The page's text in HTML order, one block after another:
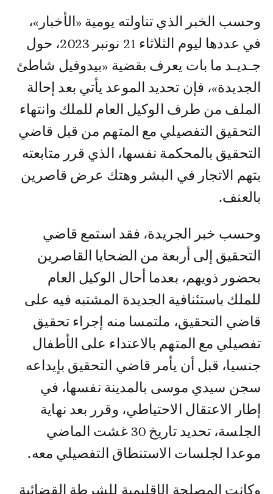
وحسب الخبر الذي تناولته يومية «الأخبار»،
في عددها ليوم الثلاثاء 21 نونبر 2023، حول
جـديـد ما بات يعرف بقضية «بيدوفيل شاطئ
الجديدة»، فإن تحديد الموعد يأتي بعد إحالة
الملف من طرف الوكيل العام للملك وانتهاء
التحقيق التفصيلي مع المتهم من قبل قاضي
التحقيق بالمحكمة نفسها، الذي قرر متابعته
بتهم الاتجار في البشر وهتك عرض قاصرين
بالعنف.
وحسب خبر الجريدة، فقد استمع قاضي
التحقيق إلى أربعة من الضحايا القاصرين
بحضور ذويهم، بعدما أحال الوكيل العام
للملك باستئنافية الجديدة المشتبه فيه على
قاضي التحقيق، ملتمسا منه إجراء تحقيق
تفصيلي مع المتهم بالاعتداء على الأطفال
جنسيا، قبل أن يأمر قاضي التحقيق بإيداعه
سجن سيدي موسى بالمدينة نفسها، في
إطار الاعتقال الاحتياطي، وقرر بعد نهاية
الجلسة، تحديد تاريخ 30 غشت الماضي
موعدا لجلسات الاستنطاق التفصيلي معه.
وكانت المصلحة الإقليمية للشرطة القضائية